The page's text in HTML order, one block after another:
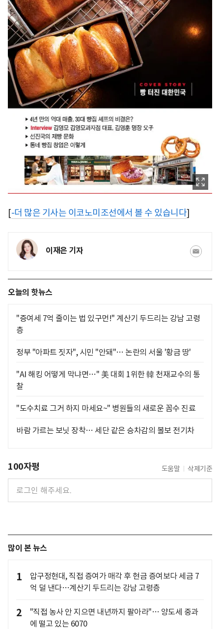
[-더 많은 기사는 이코노미조선에서 볼 수 있습니다]
이재은 기자
오늘의 핫뉴스
"증여세 7억 줄이는 법 있구먼!" 계산기 두드리는 강남 고령
층
정부 "아파트 짓자", 시민 "안돼"… 논란의 서울 '황금 땅'
"AI 해킹 어떻게 막냐면…" 美 대회 1위한 韓 천재교수의 통
찰
"도수치료 그거 하지 마세요~" 병원들의 새로운 꼼수 진료
바람 가르는 보닛 장착… 세단 같은 승차감의 볼보 전기차
100자평 도움말 삭제기준
많이 본 뉴스
1
압구정현대, 직접 증여가 매각 후 현금 증여보다 세금 7
억 덜 낸다…계산기 두드리는 강남 고령층
2
"직접 농사 안 지으면 내년까지 팔아라"… 양도세 중과
에 떨고 있는 6070